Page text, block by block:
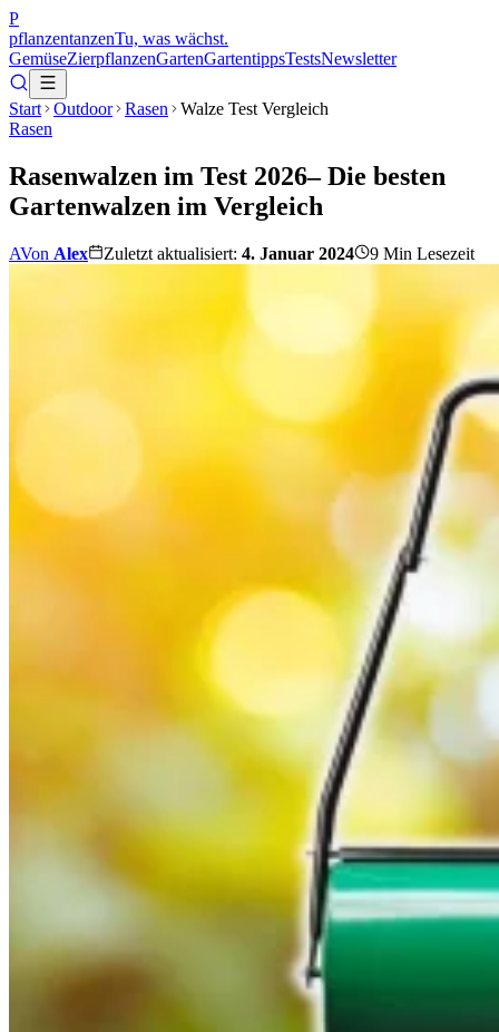
P
pflanzentanzenTu, was wächst.
GemüseZierpflanzenGartenGartentippsTestsNewsletter
Start Outdoor Rasen
Walze Test Vergleich
Rasen
Rasenwalzen im Test 2026– Die besten
Gartenwalzen im Vergleich
AVon Alex Zuletzt aktualisiert: 4. Januar 2024 9 Min Lesezeit